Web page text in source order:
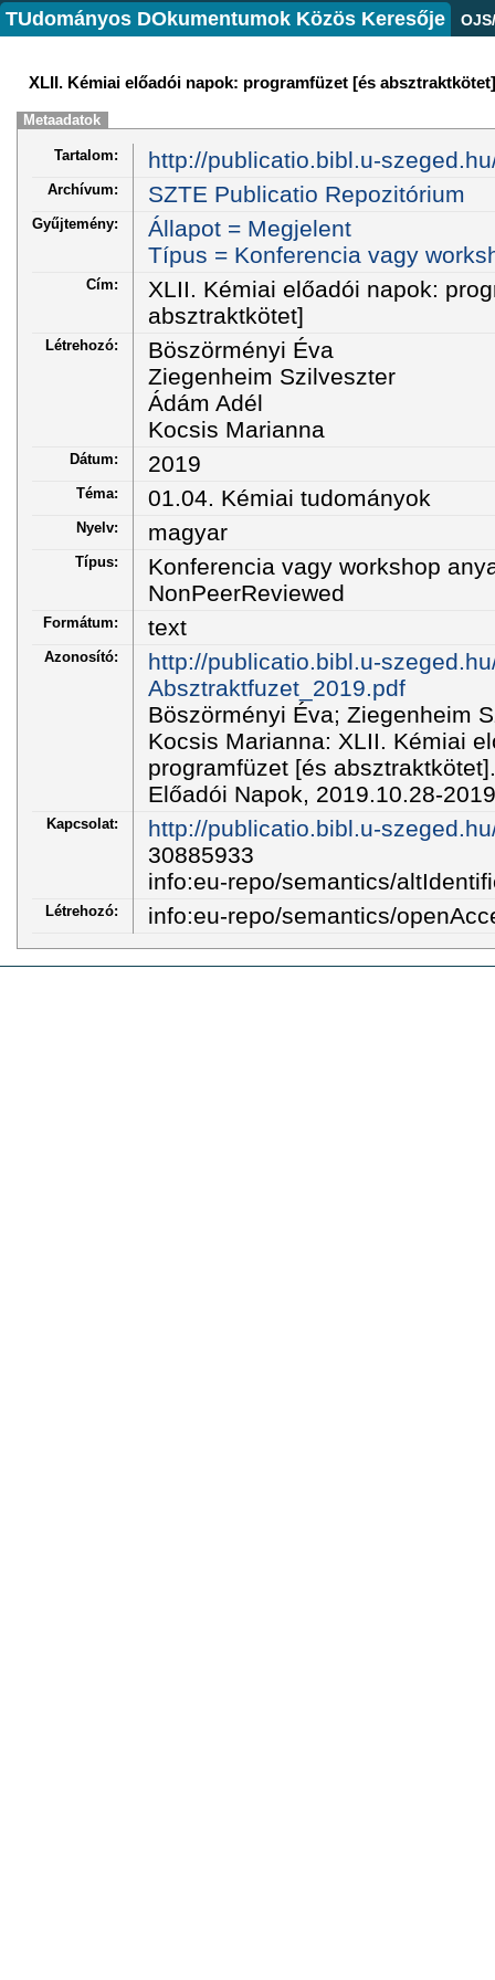
TUdományos DOkumentumok Közös Keresője
XLII. Kémiai előadói napok: programfüzet [és absztraktkötet]
Metaadatok
Tartalom: http://publicatio.bibl.u-
Archívum: SZTE Publicatio Repozitórium
Gyűjtemény:
Állapot = Megjelent
Típus = Konferencia vagy
Cím:
XLII. Kémiai előadói napok:
absztraktkötet]
Létrehozó:
Böszörményi Éva
Ziegenheim Szilveszter
Ádám Adél
Kocsis Marianna
Dátum: 2019
Téma: 01.04. Kémiai tudományok
Nyelv: magyar
Típus:
Konferencia vagy workshop
NonPeerReviewed
Formátum: text
Azonosító:
http://publicatio.bibl.u-
Absztraktfuzet_2019.pdf
Böszörményi Éva; Ziegenheim
Kocsis Marianna: XLII. Kémiai
programfüzet [és
Előadói Napok, 2019.10.28-
Kapcsolat:
http://publicatio.bibl.u-
30885933
info:eu-repo/semantics/
Létrehozó: info:eu-repo/semantics/